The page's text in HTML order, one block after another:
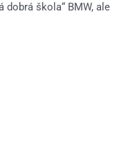
dobrá škola“ BMW, ale